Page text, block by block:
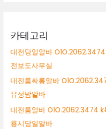
카테고리
대전당일알바
전보도사무실
대전룸싸롱알바
유성밤알바
대전룸알바 O1O.2062.3474
룡시당일알바